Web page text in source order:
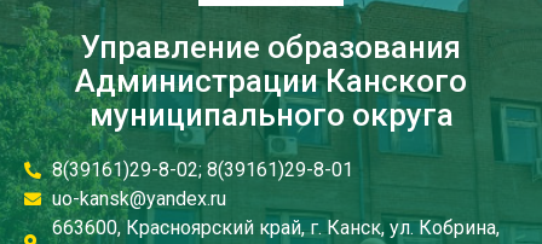
Управление образования
Администрации Канского
муниципального округа
8(39161)29-8-02; 8(39161)29-8-01
uo-kansk@yandex.ru
663600, Красноярский край, г. Канск, ул. Кобрина,